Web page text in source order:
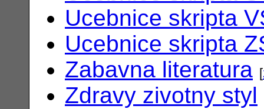
Ucebnice skripta
Ucebnice skripta
Zabavna literatura [
Zdravy zivotny styl